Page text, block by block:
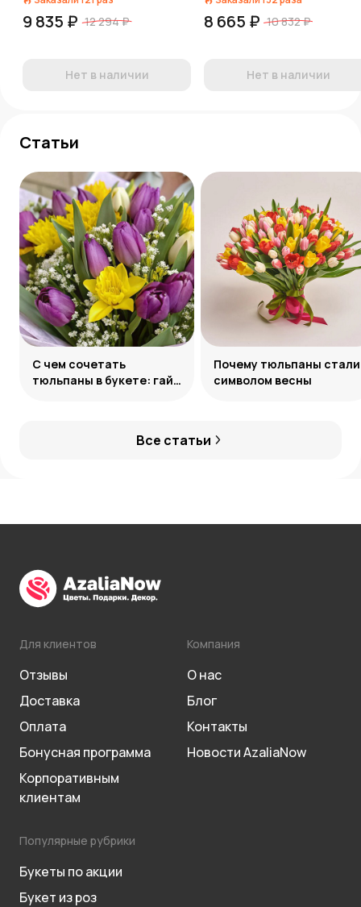
9 835 ₽ 12 294 ₽
Нет в наличии
8 665 ₽ 10 832 ₽
Нет в наличии
Статьи
Все статьи
С чем сочетать
тюльпаны в букете: гайд
Почему тюльпаны стали
символом весны
Для клиентов
Отзывы
Доставка
Оплата
Бонусная программа
Корпоративным
клиентам
Компания
О нас
Блог
Контакты
Новости AzaliaNow
Популярные рубрики
Букеты по акции
Букет из роз